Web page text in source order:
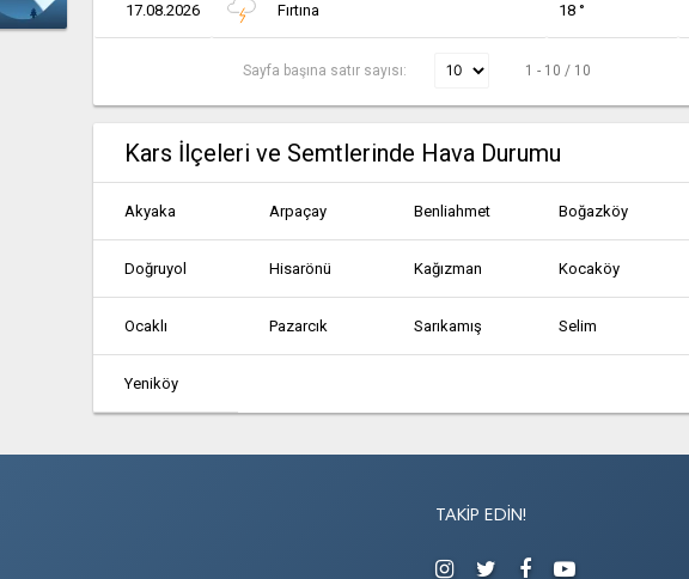
17.08.2026 Fırtına 18 °
Sayfa başına satır sayısı: 1 - 10 / 10
Kars İlçeleri ve Semtlerinde Hava Durumu
Akyaka Arpaçay Benliahmet Boğazköy
Doğruyol Hisarönü Kağızman Kocaköy
Ocaklı Pazarcık Sarıkamış Selim
Yeniköy
TAKIP EDIN!